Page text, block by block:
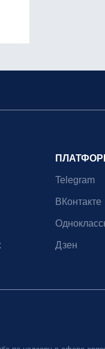
Telegram
ВКонтакте
Дзен